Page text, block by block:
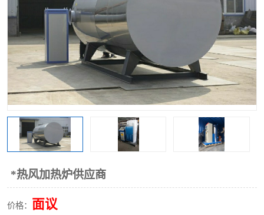
*热风加热炉供应商
价格： 面议